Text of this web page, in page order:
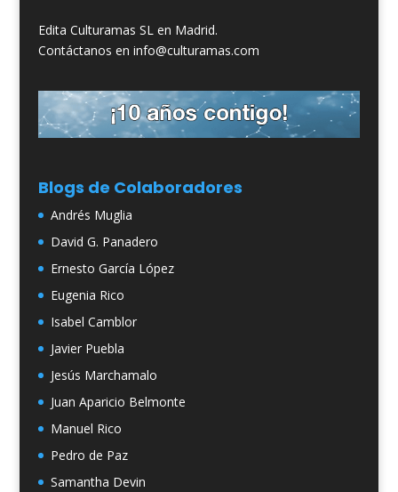
Edita Culturamas SL en Madrid.
Contáctanos en info@culturamas.com
Blogs de Colaboradores
Andrés Muglia
David G. Panadero
Ernesto García López
Eugenia Rico
Isabel Camblor
Javier Puebla
Jesús Marchamalo
Juan Aparicio Belmonte
Manuel Rico
Pedro de Paz
Samantha Devin